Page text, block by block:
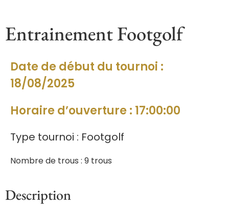
Entrainement Footgolf
Date de début du tournoi :
18/08/2025
Horaire d’ouverture : 17:00:00
Type tournoi : Footgolf
Nombre de trous : 9 trous
Description